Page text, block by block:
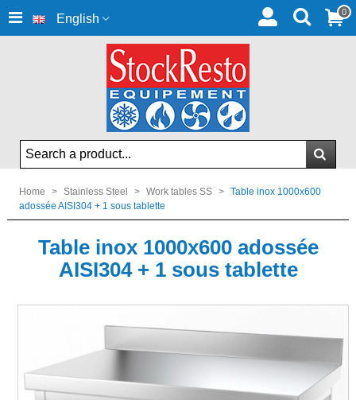
English 0
Home > Stainless Steel > Work tables SS > Table inox 1000x600
adossée AISI304 + 1 sous tablette
Table inox 1000x600 adossée
AISI304 + 1 sous tablette